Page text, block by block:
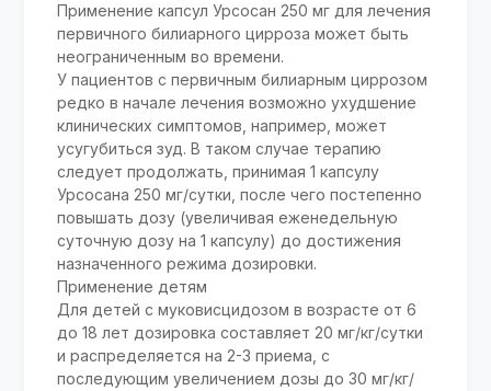
Применение капсул Урсосан 250 мг для лечения
первичного билиарного цирроза может быть
неограниченным во времени.
У пациентов с первичным билиарным циррозом
редко в начале лечения возможно ухудшение
клинических симптомов, например, может
усугубиться зуд. В таком случае терапию
следует продолжать, принимая 1 капсулу
Урсосана 250 мг/сутки, после чего постепенно
повышать дозу (увеличивая еженедельную
суточную дозу на 1 капсулу) до достижения
назначенного режима дозировки.
Применение детям
Для детей с муковисцидозом в возрасте от 6
до 18 лет дозировка составляет 20 мг/кг/сутки
и распределяется на 2-3 приема, с
последующим увеличением дозы до 30 мг/кг/